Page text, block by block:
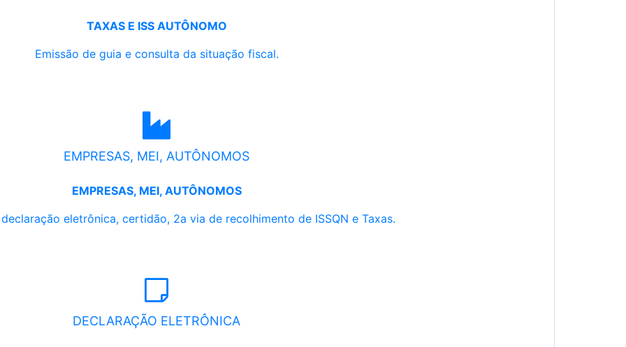
TAXAS E ISS AUTÔNOMO
Emissão de guia e consulta da situação fiscal.
EMPRESAS, MEI, AUTÔNOMOS
EMPRESAS, MEI, AUTÔNOMOS
eletrônica, certidão, 2a via de recolhimento de ISSQN e Taxas.
DECLARAÇÃO ELETRÔNICA